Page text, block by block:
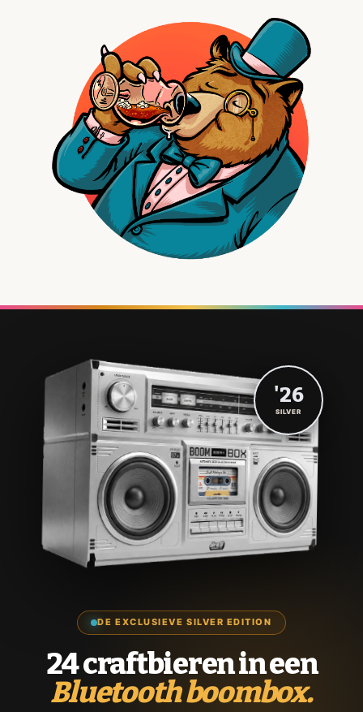
DE EXCLUSIEVE SILVER EDITION
24 craftbieren in een
Bluetooth boombox.
'26
SILVER